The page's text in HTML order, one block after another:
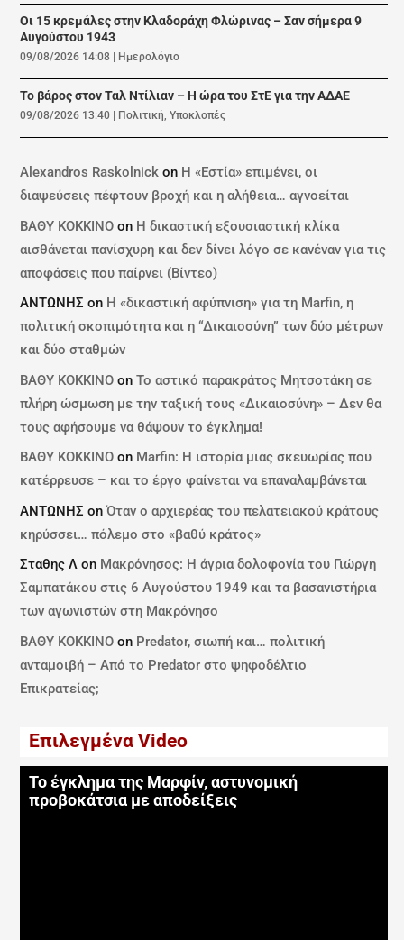
Οι 15 κρεμάλες στην Κλαδοράχη Φλώρινας – Σαν σήμερα 9
Αυγούστου 1943
09/08/2026 14:08 Ημερολόγιο
Το βάρος στον Ταλ Ντίλιαν – Η ώρα του ΣτΕ για την ΑΔΑΕ
09/08/2026 13:40 Πολιτική,Υποκλοπές
Alexandros Raskolnick on Η «Εστία» επιμένει, οι
διαψεύσεις πέφτουν βροχή και η αλήθεια… αγνοείται
ΒΑΘΥ ΚΟΚΚΙΝΟ on Η δικαστική εξουσιαστική κλίκα
αισθάνεται πανίσχυρη και δεν δίνει λόγο σε κανέναν για τις
αποφάσεις που παίρνει (Βίντεο)
ΑΝΤΩΝΗΣ on Η «δικαστική αφύπνιση» για τη Marfin, η
πολιτική σκοπιμότητα και η “Δικαιοσύνη” των δύο μέτρων
και δύο σταθμών
ΒΑΘΥ ΚΟΚΚΙΝΟ onΤο αστικό παρακράτος Μητσοτάκη σε
πλήρη ώσμωση με την ταξική τους «Δικαιοσύνη» – Δεν θα
τους αφήσουμε να θάψουν το έγκλημα!
ΒΑΘΥ ΚΟΚΚΙΝΟ on Marfin: Η ιστορία μιας σκευωρίας που
κατέρρευσε – και το έργο φαίνεται να επαναλαμβάνεται
ΑΝΤΩΝΗΣ onΌταν ο αρχιερέας του πελατειακού κράτους
κηρύσσει… πόλεμο στο «βαθύ κράτος»
Σταθης Λ on Μακρόνησος: Η άγρια δολοφονία του Γιώργη
Σαμπατάκου στις 6 Αυγούστου 1949 και τα βασανιστήρια
των αγωνιστών στη Μακρόνησο
ΒΑΘΥ ΚΟΚΚΙΝΟ on Predator, σιωπή και… πολιτική
ανταμοιβή – Από το Predator στο ψηφοδέλτιο
Επικρατείας;
Επιλεγμένα Video
Το έγκλημα της Μαρφίν, αστυνομική
προβοκάτσια με αποδείξεις